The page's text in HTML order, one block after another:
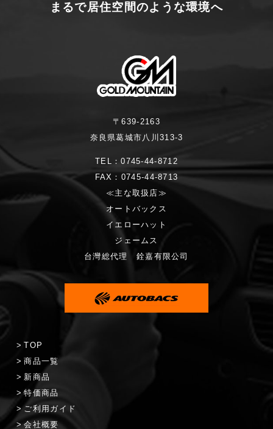
まるで居住空間のような環境へ
〒639-2163
奈良県葛城市八川313-3
TEL：0745-44-8712
FAX：0745-44-8713
≪主な取扱店≫
オートバックス
イエローハット
ジェームス
台灣総代理 銓嘉有限公司
TOP
商品一覧
新商品
特価商品
ご利用ガイド
会社概要